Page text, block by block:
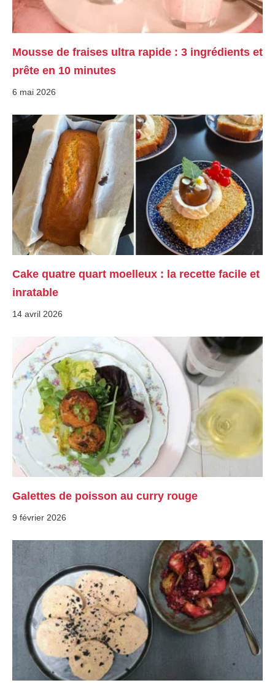
Mousse de fraises ultra rapide : 3 ingrédients et
prête en 10 minutes
6 mai 2026
Cake quatre quart moelleux : la recette facile et
inratable
14 avril 2026
Galettes de poisson au curry rouge
9 février 2026